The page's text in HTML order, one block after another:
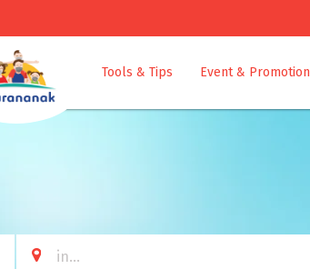
Tools & Tips Event & Promotion